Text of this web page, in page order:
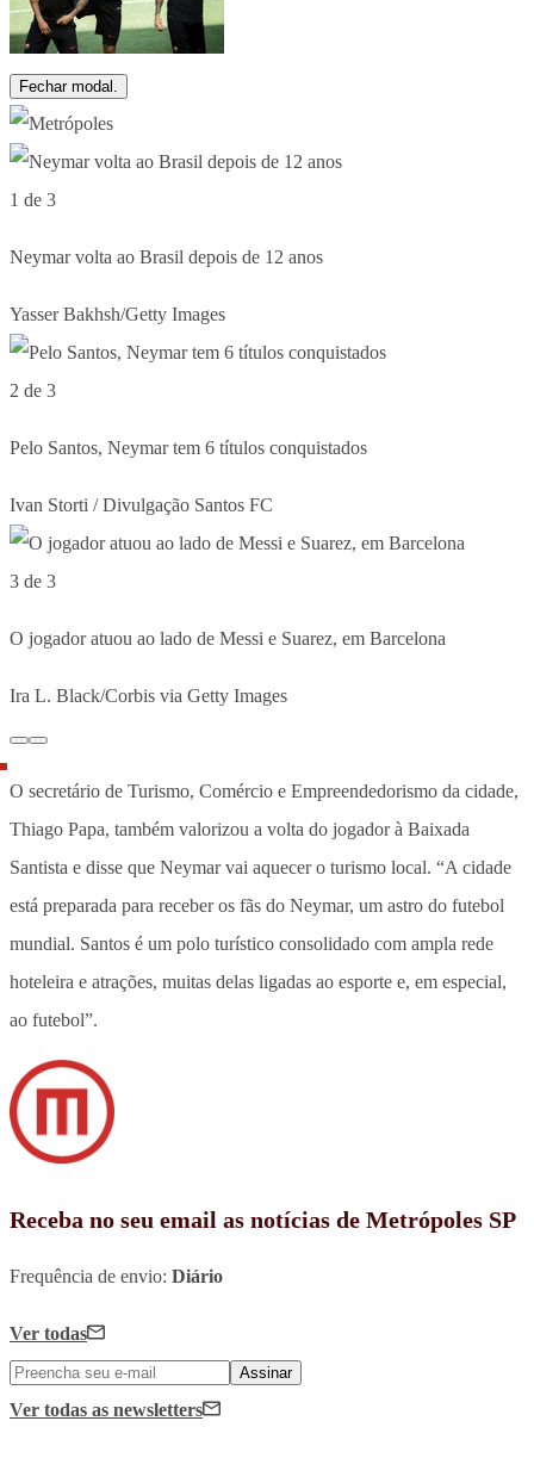
Fechar modal.
1 de 3
Neymar volta ao Brasil depois de 12 anos
Yasser Bakhsh/Getty Images
2 de 3
Pelo Santos, Neymar tem 6 títulos conquistados
Ivan Storti / Divulgação Santos FC
3 de 3
O jogador atuou ao lado de Messi e Suarez, em Barcelona
Ira L. Black/Corbis via Getty Images
O secretário de Turismo, Comércio e Empreendedorismo da cidade,
Thiago Papa, também valorizou a volta do jogador à Baixada
Santista e disse que Neymar vai aquecer o turismo local. “A cidade
está preparada para receber os fãs do Neymar, um astro do futebol
mundial. Santos é um polo turístico consolidado com ampla rede
hoteleira e atrações, muitas delas ligadas ao esporte e, em especial,
ao futebol”.
Receba no seu email as notícias de Metrópoles SP
Frequência de envio: Diário
Ver todas
Assinar
Ver todas as newsletters